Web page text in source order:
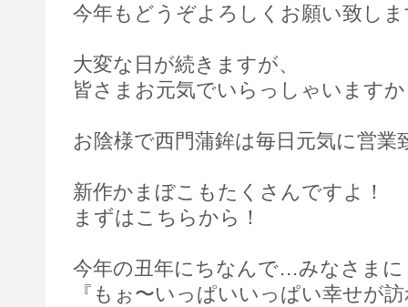
今年もどうぞよろしくお願い致し
大変な日が続きますが、
皆さまお元気でいらっしゃいます
お陰様で西門蒲鉾は毎日元気に営業
新作かまぼこもたくさんですよ！
まずはこちらから！
今年の丑年にちなんで…みなさまに
『もぉ〜いっぱいいっぱい幸せが